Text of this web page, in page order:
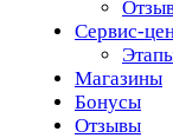
Сервис-
Магазины
Бонусы
Отзывы